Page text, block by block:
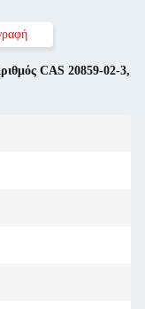
CAS 20859-02-3,